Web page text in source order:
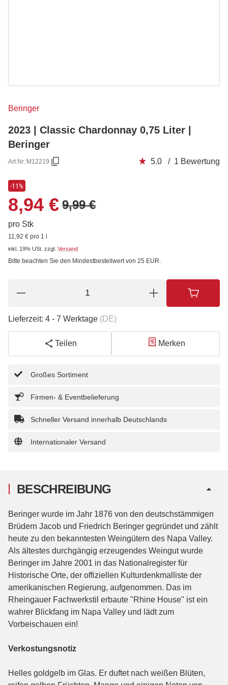
Beringer
2023 | Classic Chardonnay 0,75 Liter |
Beringer
Art.Nr.:M12219 5.0 / 1 Bewertung
-11%
8,94 € 9,99 €
pro Stk
11,92 € pro 1 l
inkl. 19% USt. zzgl. Versand
Bitte beachten Sie den Mindestbestellwert von 25 EUR.
Lieferzeit: 4 - 7 Werktage (DE)
Teilen Merken
Großes Sortiment
Firmen- & Eventbelieferung
Schneller Versand innerhalb Deutschlands
Internationaler Versand
BESCHREIBUNG
Beringer wurde im Jahr 1876 von den deutschstämmigen
Brüdern Jacob und Friedrich Beringer gegründet und zählt
heute zu den bekanntesten Weingütern des Napa Valley.
Als ältestes durchgängig erzeugendes Weingut wurde
Beringer im Jahre 2001 in das Nationalregister für
Historische Orte, der offiziellen Kulturdenkmalliste der
amerikanischen Regierung, aufgenommen. Das im
Rheingauer Fachwerkstil erbaute "Rhine House" ist ein
wahrer Blickfang im Napa Valley und lädt zum
Vorbeischauen ein!
Verkostungsnotiz
Helles goldgelb im Glas. Er duftet nach weißen Blüten,